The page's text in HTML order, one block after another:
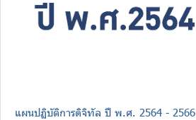
แผนปฏิบัติการดิจิทัล ปี พ.ศ. 2564 - 2566